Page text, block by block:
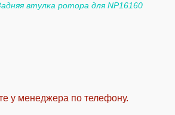
втулка ротора для NP16160
у менеджера по телефону.